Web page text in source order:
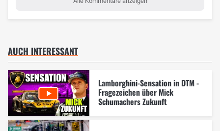
AUCH INTERESSANT
Lamborghini-Sensation in DTM -
Fragezeichen über Mick
Schumachers Zukunft